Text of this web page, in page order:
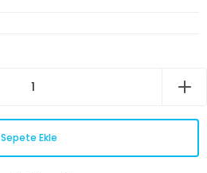
Sepete Ekle